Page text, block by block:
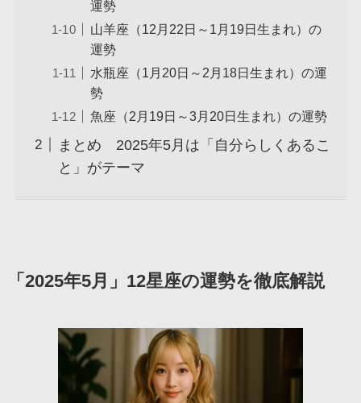
運勢
山羊座（12月22日～1月19日生まれ）の
運勢
水瓶座（1月20日～2月18日生まれ）の運
勢
魚座（2月19日～3月20日生まれ）の運勢
まとめ 2025年5月は「自分らしくあるこ
と」がテーマ
「2025年5月」12星座の運勢を徹底解説